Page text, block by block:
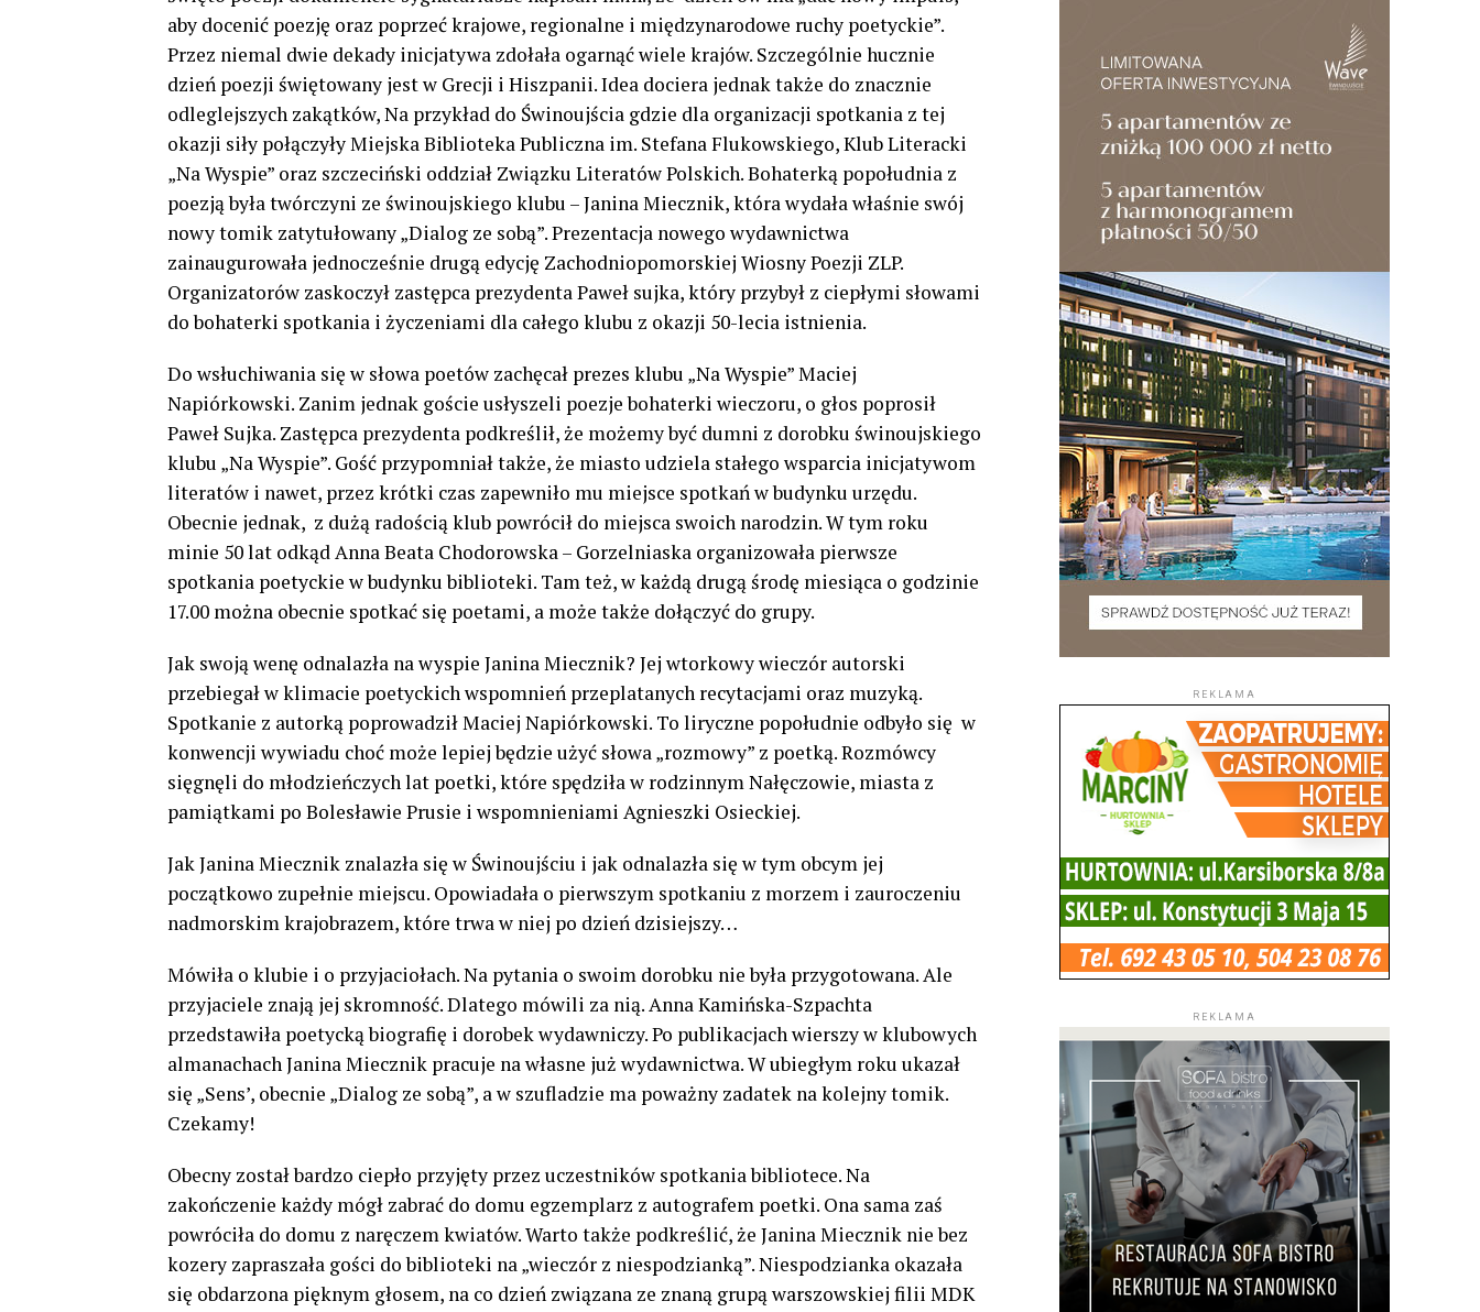
aby docenić poezję oraz poprzeć krajowe, regionalne i międzynarodowe ruchy poetyckie”.
Przez niemal dwie dekady inicjatywa zdołała ogarnąć wiele krajów. Szczególnie hucznie
dzień poezji świętowany jest w Grecji i Hiszpanii. Idea dociera jednak także do znacznie
odleglejszych zakątków, Na przykład do Świnoujścia gdzie dla organizacji spotkania z tej
okazji siły połączyły Miejska Biblioteka Publiczna im. Stefana Flukowskiego, Klub Literacki
„Na Wyspie” oraz szczeciński oddział Związku Literatów Polskich. Bohaterką popołudnia z
poezją była twórczyni ze świnoujskiego klubu – Janina Miecznik, która wydała właśnie swój
nowy tomik zatytułowany „Dialog ze sobą”. Prezentacja nowego wydawnictwa
zainaugurowała jednocześnie drugą edycję Zachodniopomorskiej Wiosny Poezji ZLP.
Organizatorów zaskoczył zastępca prezydenta Paweł sujka, który przybył z ciepłymi słowami
do bohaterki spotkania i życzeniami dla całego klubu z okazji 50-lecia istnienia.
Do wsłuchiwania się w słowa poetów zachęcał prezes klubu „Na Wyspie” Maciej
Napiórkowski. Zanim jednak goście usłyszeli poezje bohaterki wieczoru, o głos poprosił
Paweł Sujka. Zastępca prezydenta podkreślił, że możemy być dumni z dorobku świnoujskiego
klubu „Na Wyspie”. Gość przypomniał także, że miasto udziela stałego wsparcia inicjatywom
literatów i nawet, przez krótki czas zapewniło mu miejsce spotkań w budynku urzędu.
Obecnie jednak, z dużą radością klub powrócił do miejsca swoich narodzin. W tym roku
minie 50 lat odkąd Anna Beata Chodorowska – Gorzelniaska organizowała pierwsze
spotkania poetyckie w budynku biblioteki. Tam też, w każdą drugą środę miesiąca o godzinie
17.00 można obecnie spotkać się poetami, a może także dołączyć do grupy.
Jak swoją wenę odnalazła na wyspie Janina Miecznik? Jej wtorkowy wieczór autorski
przebiegał w klimacie poetyckich wspomnień przeplatanych recytacjami oraz muzyką.
Spotkanie z autorką poprowadził Maciej Napiórkowski. To liryczne popołudnie odbyło się w
konwencji wywiadu choć może lepiej będzie użyć słowa „rozmowy” z poetką. Rozmówcy
sięgnęli do młodzieńczych lat poetki, które spędziła w rodzinnym Nałęczowie, miasta z
pamiątkami po Bolesławie Prusie i wspomnieniami Agnieszki Osieckiej.
Jak Janina Miecznik znalazła się w Świnoujściu i jak odnalazła się w tym obcym jej
początkowo zupełnie miejscu. Opowiadała o pierwszym spotkaniu z morzem i zauroczeniu
nadmorskim krajobrazem, które trwa w niej po dzień dzisiejszy…
Mówiła o klubie i o przyjaciołach. Na pytania o swoim dorobku nie była przygotowana. Ale
przyjaciele znają jej skromność. Dlatego mówili za nią. Anna Kamińska-Szpachta
przedstawiła poetycką biografię i dorobek wydawniczy. Po publikacjach wierszy w klubowych
almanachach Janina Miecznik pracuje na własne już wydawnictwa. W ubiegłym roku ukazał
się „Sens’, obecnie „Dialog ze sobą”, a w szufladzie ma poważny zadatek na kolejny tomik.
Czekamy!
Obecny został bardzo ciepło przyjęty przez uczestników spotkania bibliotece. Na
zakończenie każdy mógł zabrać do domu egzemplarz z autografem poetki. Ona sama zaś
powróciła do domu z naręczem kwiatów. Warto także podkreślić, że Janina Miecznik nie bez
kozery zapraszała gości do biblioteki na „wieczór z niespodzianką”. Niespodzianka okazała
się obdarzona pięknym głosem, na co dzień związana ze znaną grupą warszowskiej filii MDK
REKLAMA
REKLAMA